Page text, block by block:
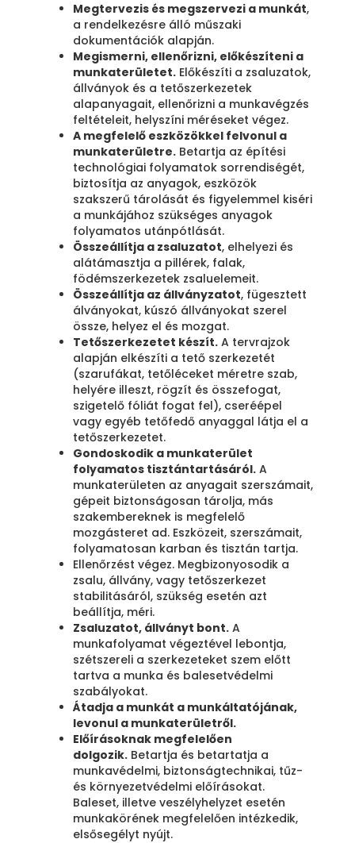
Megtervezis és megszervezi a munkát,
a rendelkezésre álló műszaki
dokumentációk alapján.
Megismerni, ellenőrizni, előkészíteni a
munkaterületet. Előkészíti a zsaluzatok,
állványok és a tetőszerkezetek
alapanyagait, ellenőrizni a munkavégzés
feltételeit, helyszíni méréseket végez.
A megfelelő eszközökkel felvonul a
munkaterületre. Betartja az építési
technológiai folyamatok sorrendiségét,
biztosítja az anyagok, eszközök
szakszerű tárolását és figyelemmel kiséri
a munkájához szükséges anyagok
folyamatos utánpótlását.
Összeállítja a zsaluzatot, elhelyezi és
alátámasztja a pillérek, falak,
födémszerkezetek zsaluelemeit.
Összeállítja az állványzatot, fügesztett
álványokat, kúszó állványokat szerel
össze, helyez el és mozgat.
Tetőszerkezetet készít. A tervrajzok
alapján elkészíti a tető szerkezetét
(szarufákat, tetőléceket méretre szab,
helyére illeszt, rögzít és összefogat,
szigetelő fóliát fogat fel), cseréépel
vagy egyéb tetőfedő anyaggal látja el a
tetőszerkezetet.
Gondoskodik a munkaterület
folyamatos tisztántartásáról. A
munkaterületen az anyagait szerszámait,
gépeit biztonságosan tárolja, más
szakembereknek is megfelelő
mozgásteret ad. Eszközeit, szerszámait,
folyamatosan karban és tisztán tartja.
Ellenőrzést végez. Megbizonyosodik a
zsalu, állvány, vagy tetőszerkezet
stabilitásáról, szükség esetén azt
beállítja, méri.
Zsaluzatot, állványt bont. A
munkafolyamat végeztével lebontja,
szétszereli a szerkezeteket szem előtt
tartva a munka és balesetvédelmi
szabályokat.
Átadja a munkát a munkáltatójának,
levonul a munkaterületről.
Előírásoknak megfelelően
dolgozik. Betartja és betartatja a
munkavédelmi, biztonságtechnikai, tűz-
és környezetvédelmi előírásokat.
Baleset, illetve veszélyhelyzet esetén
munkakörének megfelelően intézkedik,
elsősegélyt nyújt.